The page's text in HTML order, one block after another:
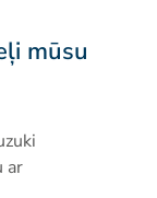
mūsu
ar